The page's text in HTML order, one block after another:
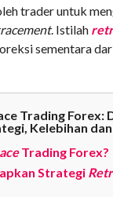
trader untuk
. Istilah
sementara
Trading Forex:
Kelebihan
Trading Forex?
Strategi